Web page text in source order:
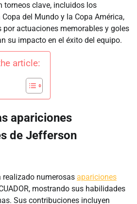
torneos clave, incluidos los
del Mundo y la Copa América,
por actuaciones memorables y goles
su impacto en el éxito del equipo.
article:
apariciones
de Jefferson
realizado numerosas apariciones
mostrando sus habilidades
Sus contribuciones incluyen